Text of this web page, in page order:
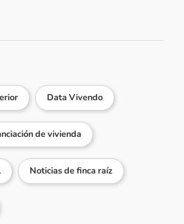
Data Vivendo
de vivienda
Noticias de finca raíz